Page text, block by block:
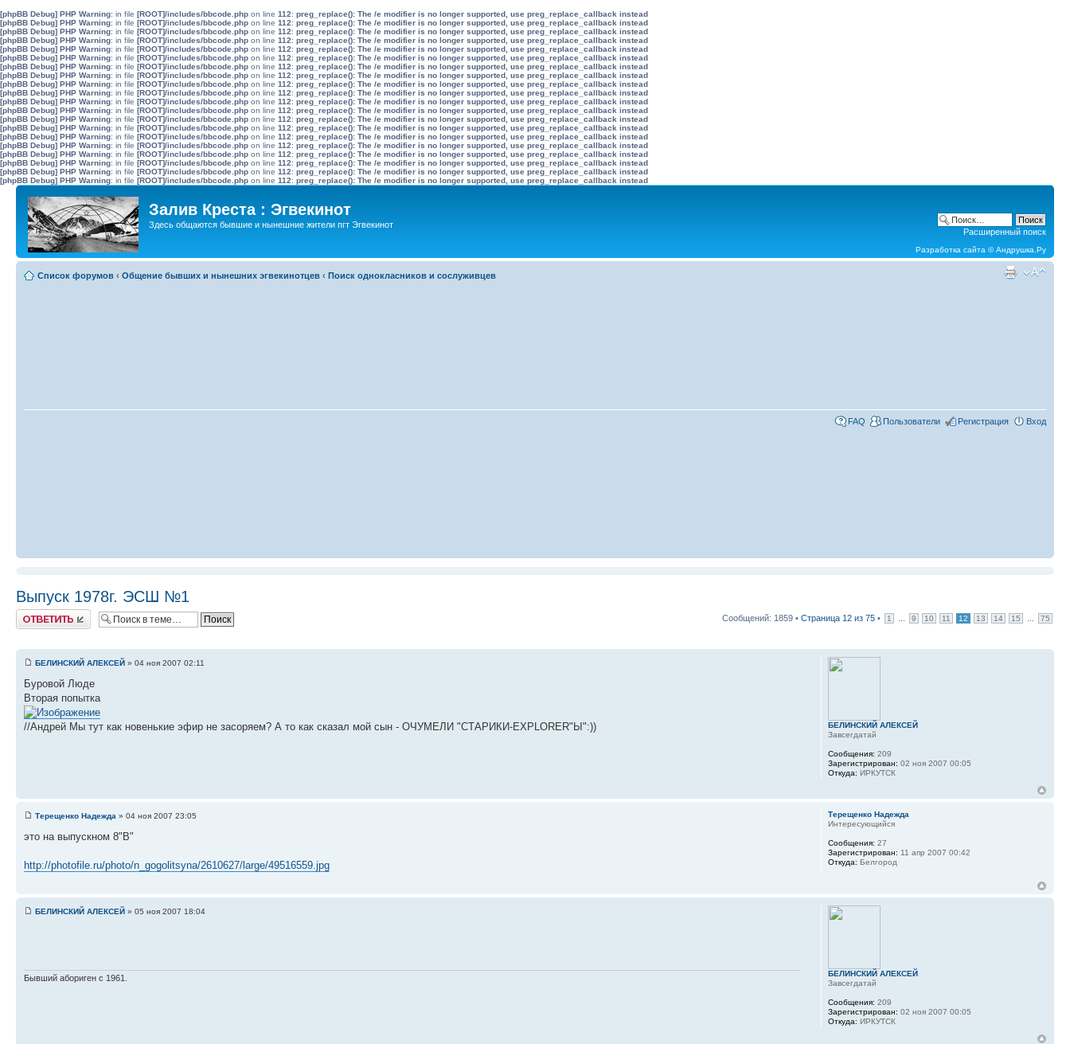
[phpBB Debug] PHP Warning: in file [ROOT]/includes/bbcode.php on line 112: preg_replace(): The /e modifier is no longer supported, use preg_replace_callback instead
[phpBB Debug] PHP Warning: in file [ROOT]/includes/bbcode.php on line 112: preg_replace(): The /e modifier is no longer supported, use preg_replace_callback instead
[phpBB Debug] PHP Warning: in file [ROOT]/includes/bbcode.php on line 112: preg_replace(): The /e modifier is no longer supported, use preg_replace_callback instead
[phpBB Debug] PHP Warning: in file [ROOT]/includes/bbcode.php on line 112: preg_replace(): The /e modifier is no longer supported, use preg_replace_callback instead
[phpBB Debug] PHP Warning: in file [ROOT]/includes/bbcode.php on line 112: preg_replace(): The /e modifier is no longer supported, use preg_replace_callback instead
[phpBB Debug] PHP Warning: in file [ROOT]/includes/bbcode.php on line 112: preg_replace(): The /e modifier is no longer supported, use preg_replace_callback instead
[phpBB Debug] PHP Warning: in file [ROOT]/includes/bbcode.php on line 112: preg_replace(): The /e modifier is no longer supported, use preg_replace_callback instead
[phpBB Debug] PHP Warning: in file [ROOT]/includes/bbcode.php on line 112: preg_replace(): The /e modifier is no longer supported, use preg_replace_callback instead
[phpBB Debug] PHP Warning: in file [ROOT]/includes/bbcode.php on line 112: preg_replace(): The /e modifier is no longer supported, use preg_replace_callback instead
[phpBB Debug] PHP Warning: in file [ROOT]/includes/bbcode.php on line 112: preg_replace(): The /e modifier is no longer supported, use preg_replace_callback instead
[phpBB Debug] PHP Warning: in file [ROOT]/includes/bbcode.php on line 112: preg_replace(): The /e modifier is no longer supported, use preg_replace_callback instead
[phpBB Debug] PHP Warning: in file [ROOT]/includes/bbcode.php on line 112: preg_replace(): The /e modifier is no longer supported, use preg_replace_callback instead
[phpBB Debug] PHP Warning: in file [ROOT]/includes/bbcode.php on line 112: preg_replace(): The /e modifier is no longer supported, use preg_replace_callback instead
[phpBB Debug] PHP Warning: in file [ROOT]/includes/bbcode.php on line 112: preg_replace(): The /e modifier is no longer supported, use preg_replace_callback instead
[phpBB Debug] PHP Warning: in file [ROOT]/includes/bbcode.php on line 112: preg_replace(): The /e modifier is no longer supported, use preg_replace_callback instead
[phpBB Debug] PHP Warning: in file [ROOT]/includes/bbcode.php on line 112: preg_replace(): The /e modifier is no longer supported, use preg_replace_callback instead
[phpBB Debug] PHP Warning: in file [ROOT]/includes/bbcode.php on line 112: preg_replace(): The /e modifier is no longer supported, use preg_replace_callback instead
[phpBB Debug] PHP Warning: in file [ROOT]/includes/bbcode.php on line 112: preg_replace(): The /e modifier is no longer supported, use preg_replace_callback instead
[phpBB Debug] PHP Warning: in file [ROOT]/includes/bbcode.php on line 112: preg_replace(): The /e modifier is no longer supported, use preg_replace_callback instead
[phpBB Debug] PHP Warning: in file [ROOT]/includes/bbcode.php on line 112: preg_replace(): The /e modifier is no longer supported, use preg_replace_callback instead
Залив Креста : Эгвекинот
Здесь общаются бывшие и нынешние жители пгт Эгвекинот
Расширенный поиск
Разработка сайта ©Андрушка.Ру
Список форумов ‹ Общение бывших и нынешних эгвекинотцев ‹ Поиск однокласников и сослуживцев
FAQ Пользователи Регистрация Вход
Выпуск 1978г. ЭСШ №1
Ответить Сообщений: 1859 • Страница 12 из 75 • 1 9 10 11 12 13 14 15 75
БЕЛИНСКИЙ АЛЕКСЕЙ » 04 ноя 2007 02:11
Буровой Люде
Вторая попытка
//Андрей Мы тут как новенькие эфир не засоряем? А то как сказал мой сын - ОЧУМЕЛИ "СТАРИКИ-EXPLORER"Ы":))
БЕЛИНСКИЙ АЛЕКСЕЙ
Завсегдатай
Сообщения: 209
Зарегистрирован: 02 ноя 2007 00:05
Откуда: ИРКУТСК
Терещенко Надежда » 04 ноя 2007 23:05
это на выпускном 8"В"
http://photofile.ru/photo/n_gogolitsyna/2610627/large/49516559.jpg
Терещенко Надежда
Интересующийся
Сообщения: 27
Зарегистрирован: 11 апр 2007 00:42
Откуда: Белгород
БЕЛИНСКИЙ АЛЕКСЕЙ » 05 ноя 2007 18:04
Бывший абориген с 1961.
БЕЛИНСКИЙ АЛЕКСЕЙ
Завсегдатай
Сообщения: 209
Зарегистрирован: 02 ноя 2007 00:05
Откуда: ИРКУТСК